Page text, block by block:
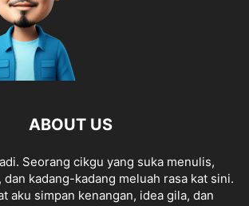
ABOUT US
Seorang cikgu yang suka menulis,
kadang-kadang meluah rasa kat sini.
aku simpan kenangan, idea gila, dan